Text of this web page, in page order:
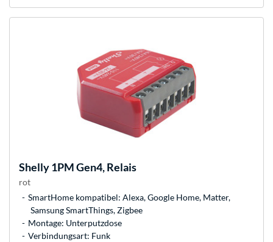
Shelly1PM Gen4, Relais
rot
SmartHome kompatibel: Alexa, Google Home, Matter,
Samsung SmartThings, Zigbee
Montage: Unterputzdose
Verbindungsart: Funk